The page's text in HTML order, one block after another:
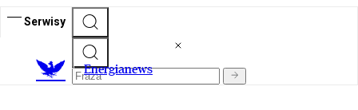
Serwisy
Energianews